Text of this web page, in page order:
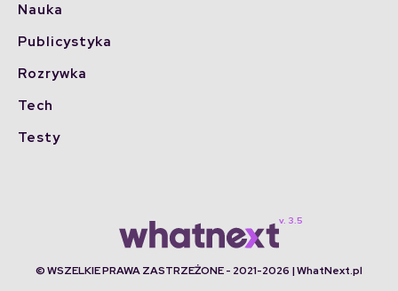
Nauka
Publicystyka
Rozrywka
Tech
Testy
© WSZELKIE PRAWA ZASTRZEŻONE - 2021-2026 | WhatNext.pl